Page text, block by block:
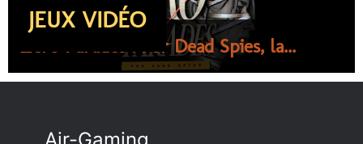
JEUX VIDÉO
Zero Parades : For Dead Spies, la...